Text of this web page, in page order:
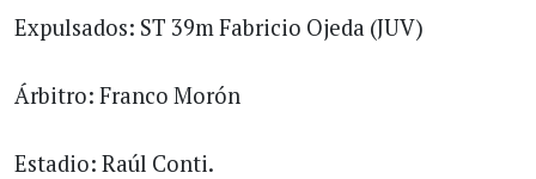
Expulsados: ST 39m Fabricio Ojeda (JUV)
Árbitro: Franco Morón
Estadio: Raúl Conti.